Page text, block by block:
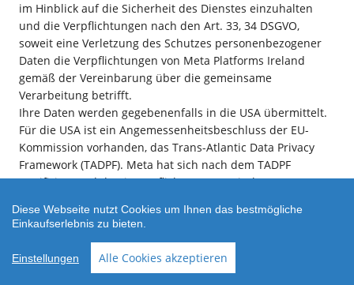
im Hinblick auf die Sicherheit des Dienstes einzuhalten
und die Verpflichtungen nach den Art. 33, 34 DSGVO,
soweit eine Verletzung des Schutzes personenbezogener
Daten die Verpflichtungen von Meta Platforms Ireland
gemäß der Vereinbarung über die gemeinsame
Verarbeitung betrifft.
Ihre Daten werden gegebenenfalls in die USA übermittelt.
Für die USA ist ein Angemessenheitsbeschluss der EU-
Kommission vorhanden, das Trans-Atlantic Data Privacy
Framework (TADPF). Meta hat sich nach dem TADPF
zertifiziert und damit verpflichtet, europäische
Nähere Informationen zur Erhebung und Nutzung der
und Möglichkeiten zum Schutz Ihrer Privatsphäre finden
Sie in den Datenschutzhinweisen von Facebook unter
Diese Webseite nutzt Cookies um Ihnen das bestmögliche
Einkaufserlebnis zu bieten.
Einstellungen Alle Cookies akzeptieren